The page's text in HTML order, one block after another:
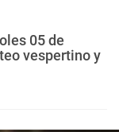
05 de
vespertino y